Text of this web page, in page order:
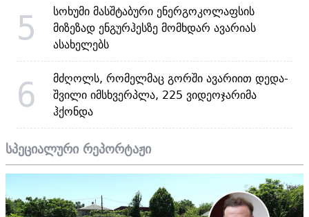
5
სოხუმი მასშტაბური ენერგოკოლაფსის
მიზეზად ენგურჰესზე მომხდარ ავარიას
ასახელებს
6
მძღოლს, რომელმაც გორში ავარიით დედა-
შვილი იმსხვერპლა, 225 ვიდეოჯარიმა
ჰქონდა
სპეციალური რეპორტაჟი